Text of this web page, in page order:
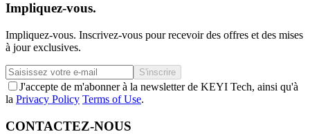
Impliquez-vous.
Impliquez-vous. Inscrivez-vous pour recevoir des offres et des mises
à jour exclusives.
S'inscrire
J'accepte de m'abonner à la newsletter de KEYI Tech, ainsi qu'à
la Privacy Policy Terms of Use.
CONTACTEZ-NOUS